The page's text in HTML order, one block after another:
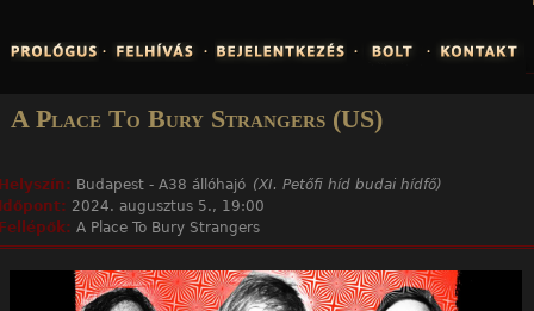
A Place To Bury Strangers (US)
Helyszín: Budapest - A38 állóhajó (XI. Petőfi híd budai hídfő)
Időpont: 2024. augusztus 5., 19:00
Fellépők: A Place To Bury Strangers